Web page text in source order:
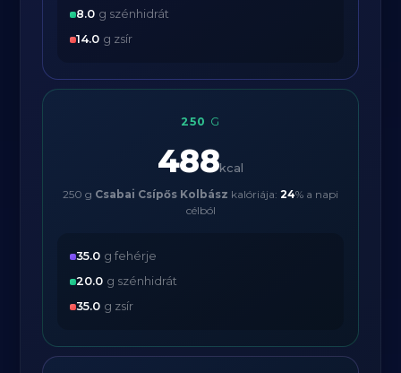
8.0 g szénhidrát
14.0 g zsír
250 G
488kcal
250 g Csabai Csípős Kolbász kalóriája: 24% a napi
célból
35.0 g fehérje
20.0 g szénhidrát
35.0 g zsír